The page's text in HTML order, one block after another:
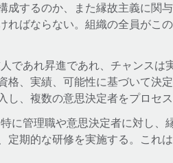
成するのか、また縁故主義に関
ればならない。組織の全員がこ
であれ昇進であれ、チャンスは
格、実績、可能性に基づいて決
、複数の意思決定者をプロセス
に管理職や意思決定者に対し、
定期的な研修を実施する。これ